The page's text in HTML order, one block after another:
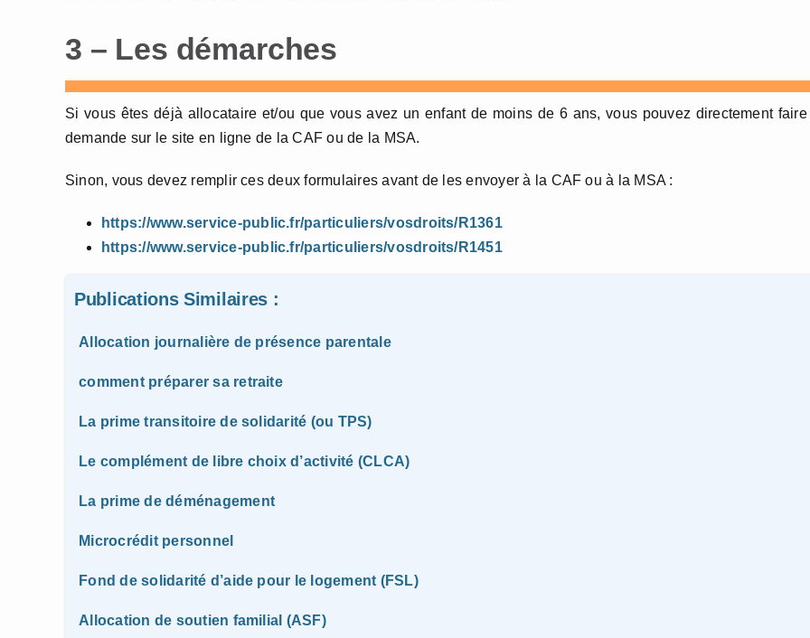
3 – Les démarches
Si vous êtes déjà allocataire et/ou que vous avez un enfant de moins de 6 ans, vous pouvez directement faire
demande sur le site en ligne de la CAF ou de la MSA.
Sinon, vous devez remplir ces deux formulaires avant de les envoyer à la CAF ou à la MSA :
https://www.service-public.fr/particuliers/vosdroits/R1361
https://www.service-public.fr/particuliers/vosdroits/R1451
Publications Similaires :
Allocation journalière de présence parentale
comment préparer sa retraite
La prime transitoire de solidarité (ou TPS)
Le complément de libre choix d’activité (CLCA)
La prime de déménagement
Microcrédit personnel
Fond de solidarité d’aide pour le logement (FSL)
Allocation de soutien familial (ASF)